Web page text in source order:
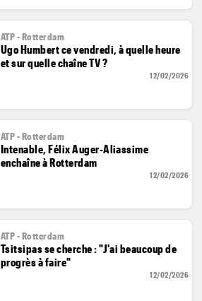
ATP - Rotterdam
Ugo Humbert ce vendredi, à quelle heure
et sur quelle chaîne TV ?
12/02/2026
ATP - Rotterdam
Intenable, Félix Auger-Aliassime
enchaîne à Rotterdam
12/02/2026
ATP - Rotterdam
Tsitsipas se cherche : "J'ai beaucoup de
progrès à faire"
12/02/2026